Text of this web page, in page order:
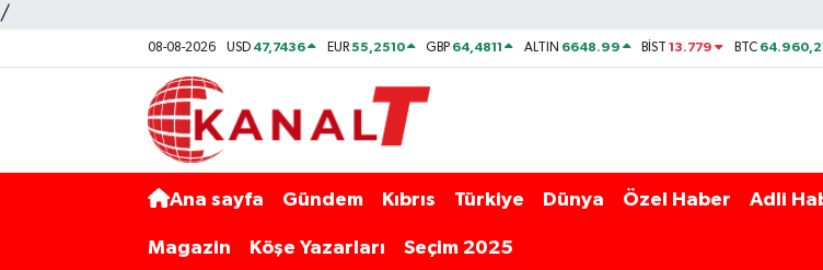
/
08-08-2026 USD 47,7436 EUR55,2510 GBP 64,4811 ALTIN 6648.99 BİST13.779 BTC
Ana sayfa Gündem Kıbrıs Türkiye Dünya Özel Haber Adli
Magazin Köşe Yazarları Seçim 2025